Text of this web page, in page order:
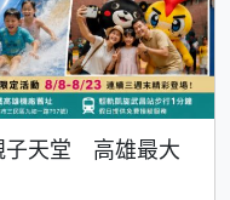
子天堂 高雄最大